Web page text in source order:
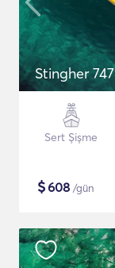
Stingher 747
Sert Şişme
$608 /gün